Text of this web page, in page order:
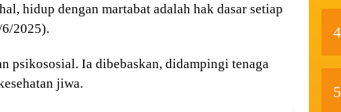
hidup dengan martabat adalah hak dasar setiap
6/2025).
psikososial. Ia dibebaskan, didampingi tenaga
jiwa.
4
5